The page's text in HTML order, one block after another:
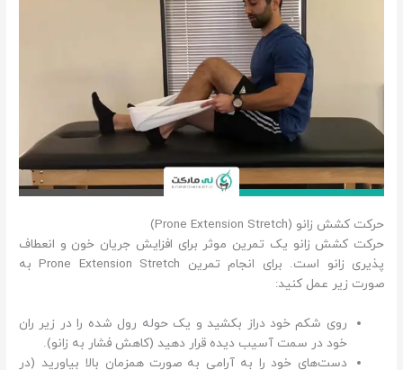
حرکت کشش زانو (Prone Extension Stretch)
حرکت کشش زانو یک تمرین موثر برای افزایش جریان خون و انعطاف
پذیری زانو است. برای انجام تمرین Prone Extension Stretch به
صورت زیر عمل کنید:
روی شکم خود دراز بکشید و یک حوله رول شده را در زیر ران
خود در سمت آسیب دیده قرار دهید (کاهش فشار به زانو).
دست‌های خود را به آرامی به صورت همزمان بالا بیاورید (در